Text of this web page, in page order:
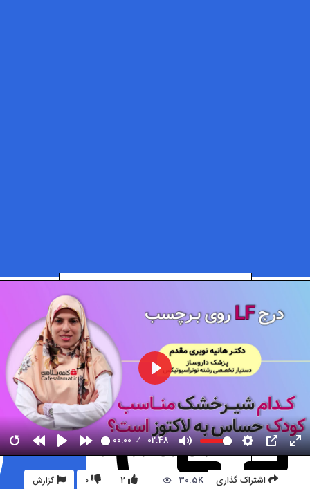
00:00 02:48
اشتراک گذاری 30.5K گزارش 0 2